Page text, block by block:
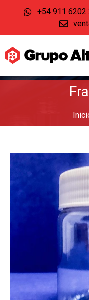
+54 911 6202